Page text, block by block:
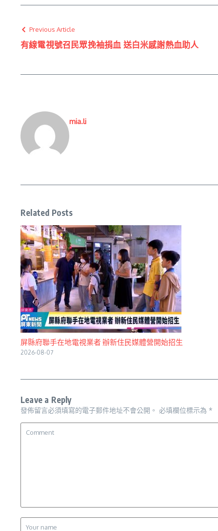
Previous Article
有線電視號召民眾挽袖捐血 送白米感謝熱血助人
mia.li
Related Posts
屏縣府聯手在地電視業者 辦新住民媒體營開始招生
2026-08-07
Leave a Reply
發佈留言必須填寫的電子郵件地址不會公開。 必填欄位標示為 *